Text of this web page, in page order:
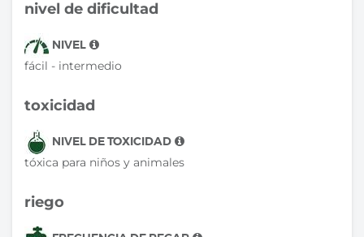
nivel de dificultad
NIVEL
fácil - intermedio
toxicidad
NIVEL DE TOXICIDAD
tóxica para niños y animales
riego